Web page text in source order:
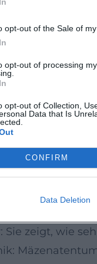
opt-out of the Sale of
opt-out of processing
opt-out of Collection,
Data that Is
CONFIRM
Data Deletion
Blech für
populär und
seiner
Fünf“
erklärt
Werke
in Opern-
Popmusik
zeigt, wie